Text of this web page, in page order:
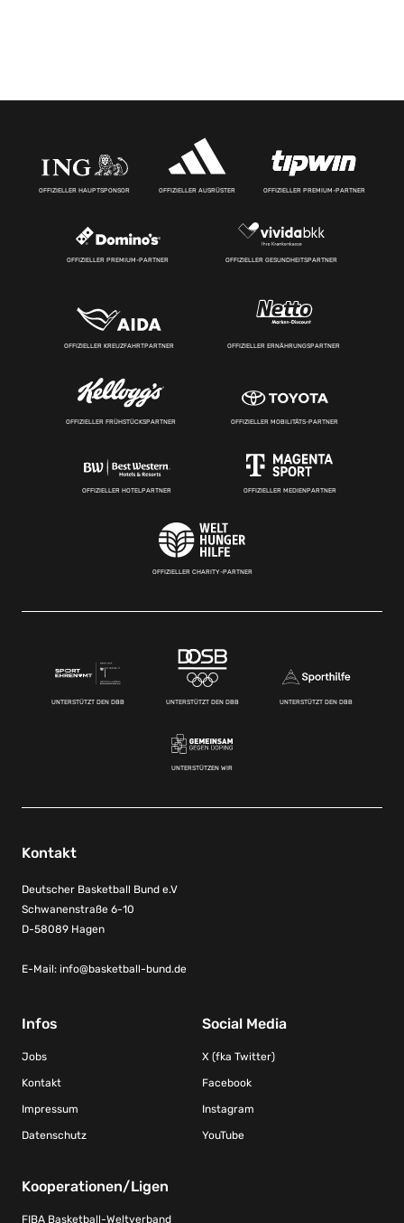
OFFIZIELLER HAUPTSPONSOR OFFIZIELLER AUSRÜSTER OFFIZIELLER PREMIUM-PARTNER
OFFIZIELLER PREMIUM-PARTNER OFFIZIELLER GESUNDHEITSPARTNER
OFFIZIELLER KREUZFAHRTPARTNER OFFIZIELLER ERNÄHRUNGSPARTNER
OFFIZIELLER FRÜHSTÜCKSPARTNER OFFIZIELLER MOBILITÄTS-PARTNER
OFFIZIELLER HOTELPARTNER OFFIZIELLER MEDIENPARTNER
OFFIZIELLER CHARITY-PARTNER
UNTERSTÜTZT DEN DBB UNTERSTÜTZT DEN DBB UNTERSTÜTZT DEN DBB
UNTERSTÜTZEN WIR
Kontakt
Deutscher Basketball Bund e.V
Schwanenstraße 6-10
D-58089 Hagen
E-Mail: info@basketball-bund.de
Infos
Jobs
Kontakt
Impressum
Datenschutz
Social Media
X (fka Twitter)
Facebook
Instagram
YouTube
Kooperationen/Ligen
FIBA Basketball-Weltverband